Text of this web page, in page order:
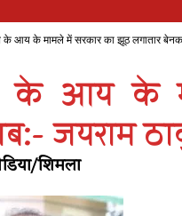
के आय के मामले में सरकार का झूठ लगातार
के आय के
जयराम
शिमला